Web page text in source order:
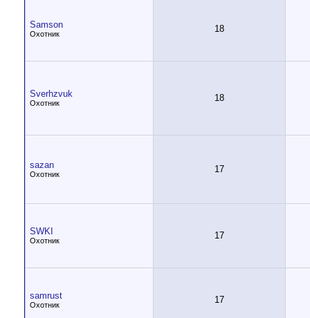
Samson
Охотник 18
Sverhzvuk
Охотник 18
sazan
Охотник 17
SWKI
Охотник 17
samrust
Охотник 17